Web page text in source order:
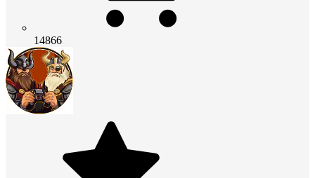
14866